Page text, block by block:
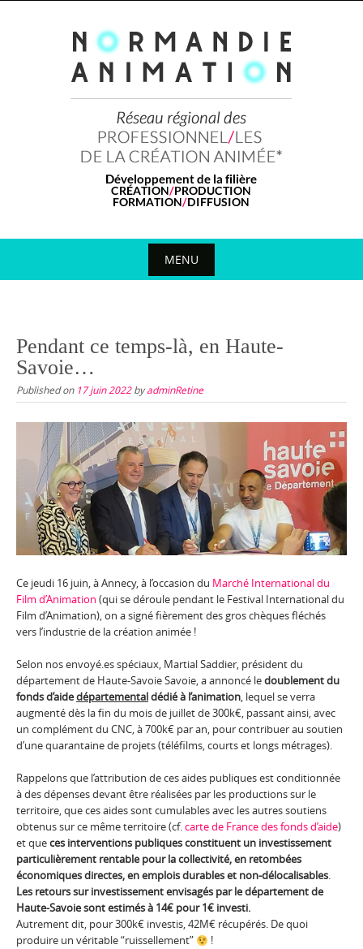
MENU
content
Pendant ce temps-là, en Haute-
Savoie…
Published on 17 juin 2022byadminRetine
Ce jeudi 16 juin, à Annecy, à l’occasion du Marché International du
Film d’Animation (qui se déroule pendant le Festival International du
Film d’Animation), on a signé fièrement des gros chèques fléchés
vers l’industrie de la création animée !
Selon nos envoyé.es spéciaux, Martial Saddier, président du
département de Haute-Savoie Savoie, a annoncé ledoublement du
fonds d’aidedépartementaldédié à l’animation, lequel se verra
augmenté dès la fin du mois de juillet de 300k€, passant ainsi, avec
un complément du CNC, à 700k€ par an, pour contribuer au soutien
d’une quarantaine de projets (téléfilms, courts et longs métrages).
Rappelons que l’attribution de ces aides publiques est conditionnée
à des dépenses devant être réalisées par les productions sur le
territoire, que ces aides sont cumulables avec les autres soutiens
obtenus sur ce même territoire (cf.carte de France des fonds d’aide)
et queces interventions publiques constituent un investissement
particulièrement rentable pour la collectivité, en retombées
économiques directes, en emplois durables et non-délocalisables.
Les retours sur investissement envisagés par le département de
Haute-Savoie sont estimés à 14€ pour 1€ investi.
Autrement dit, pour 300k€ investis, 42M€ récupérés. De quoi
produire un véritable “ruissellement”
!